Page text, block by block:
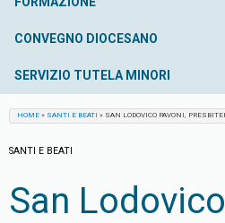
CONVEGNO DIOCESANO
SERVIZIO TUTELA MINORI
HOME » SANTI E BEATI » SAN LODOVICO PAVONI,
SANTI E BEATI
San